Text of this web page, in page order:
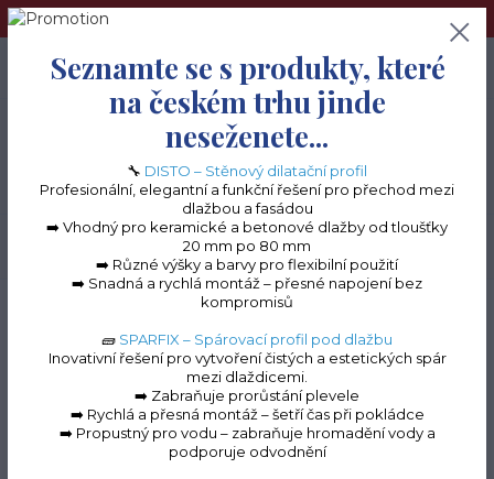
➢Terče pod dlažbu naleznete na e-shopu www.terceshop.cz!➢
+420 605 740 744
0
0 Kč
Terasové profily na terče Terasový profil PROFI "NT60"
Terasový profil "NT60"
(šedá RAL 7035)
Seznamte se s produkty, které
na českém trhu jinde
neseženete...
🔧 DISTO – Stěnový dilatační profil
Profesionální, elegantní a funkční řešení pro přechod mezi
dlažbou a fasádou
➡️ Vhodný pro keramické a betonové dlažby od tloušťky
20 mm po 80 mm
➡️ Různé výšky a barvy pro flexibilní použití
➡️ Snadná a rychlá montáž – přesné napojení bez
kompromisů
🧱 SPARFIX – Spárovací profil pod dlažbu
Inovativní řešení pro vytvoření čistých a estetických spár
mezi dlaždicemi.
➡️ Zabraňuje prorůstání plevele
➡️ Rychlá a přesná montáž – šetří čas při pokládce
➡️ Propustný pro vodu – zabraňuje hromadění vody a
podporuje odvodnění